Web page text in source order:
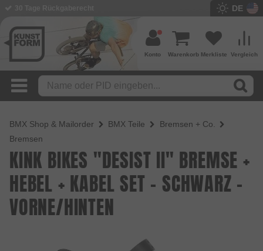
DE
Vergleich
Merkliste
Warenkorb
Konto
BMX Shop & Mailorder BMX Teile
Bremsen + Co.
Bremsen
KINK BIKES "DESIST II" BREMSE +
HEBEL + KABEL SET - SCHWARZ -
VORNE/HINTEN